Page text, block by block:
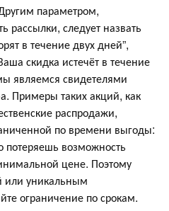
параметром,
следует назвать
в течение двух дней”,
скидка истечёт в течение
являемся свидетелями
Примеры таких акций, как
распродажи,
по времени выгоды:
потеряешь возможность
цене. Поэтому
или уникальным
ограничение по срокам.